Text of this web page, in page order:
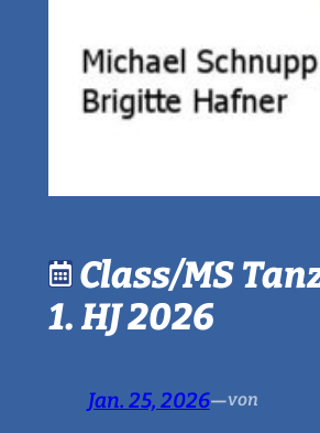
Class/MS
1. HJ 2026
Jan. 25, 2026—von